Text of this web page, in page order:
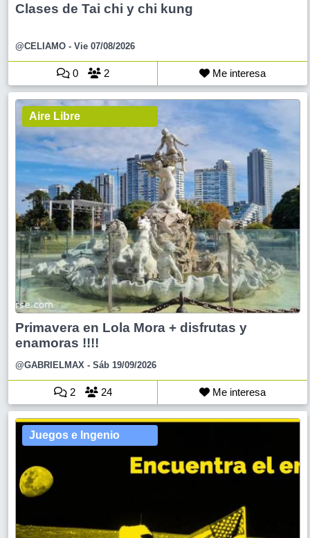
Clases de Tai chi y chi kung
@CELIAMO - Vie 07/08/2026
0 2 Me interesa
Aire Libre
Primavera en Lola Mora + disfrutas y
enamoras !!!!
@GABRIELMAX - Sáb 19/09/2026
2 24 Me interesa
Juegos e Ingenio